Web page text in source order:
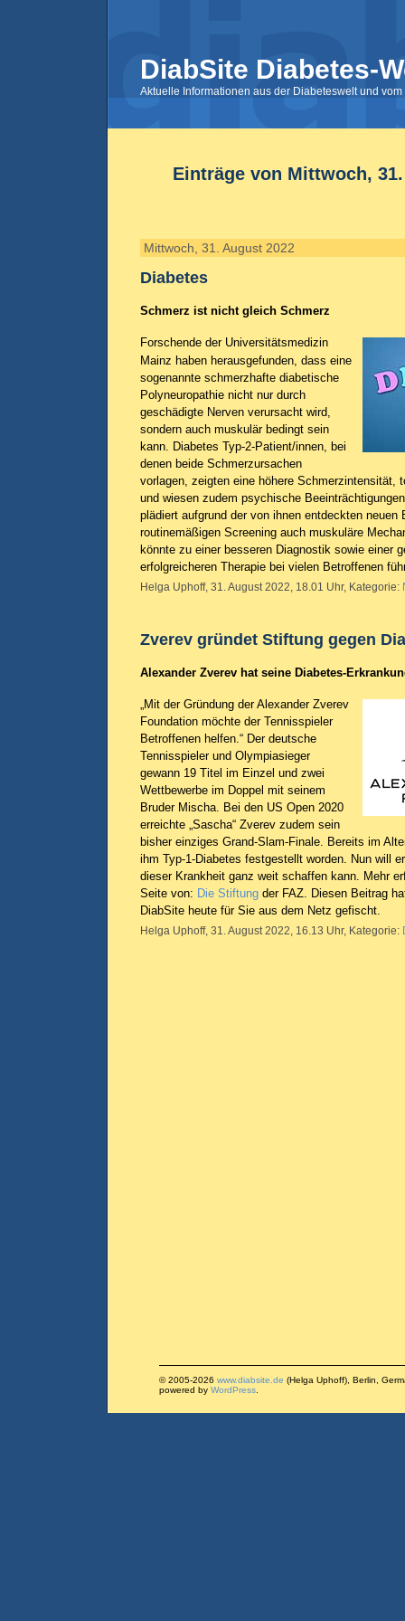
DiabSite Diabetes-
Aktuelle Informationen aus der Diabeteswelt und
Einträge von Mittwoch,
Mittwoch, 31. August 2022
Diabetes
Schmerz ist nicht gleich Schmerz
Forschende der Universitätsmedizin
Mainz haben herausgefunden, dass eine
sogenannte schmerzhafte diabetische
Polyneuropathie nicht nur durch
geschädigte Nerven verursacht wird,
sondern auch muskulär bedingt sein
kann. Diabetes Typ-2-Patient/innen, bei
denen beide Schmerzursachen
vorlagen, zeigten eine höhere Schmerzintensität,
und wiesen zudem psychische
plädiert aufgrund der von ihnen entdeckten neuen
routinemäßigen Screening auch muskuläre
könnte zu einer besseren Diagnostik sowie einer
erfolgreicheren Therapie bei vielen Betroffenen
Helga Uphoff, 31. August 2022, 18.01 Uhr, Kategorie:
Zverev gründet Stiftung gegen
Alexander Zverev hat seine Diabetes-
„Mit der Gründung der Alexander Zverev
Foundation möchte der Tennisspieler
Betroffenen helfen.“ Der deutsche
Tennisspieler und Olympiasieger
gewann 19 Titel im Einzel und zwei
Wettbewerbe im Doppel mit seinem
Bruder Mischa. Bei den US Open 2020
erreichte „Sascha“ Zverev zudem sein
bisher einziges Grand-Slam-Finale. Bereits im
ihm Typ-1-Diabetes festgestellt worden. Nun will
dieser Krankheit ganz weit schaffen kann. Mehr
Seite von: Die Stiftung der FAZ. Diesen Beitrag
DiabSite heute für Sie aus dem Netz gefischt.
Helga Uphoff, 31. August 2022, 16.13 Uhr, Kategorie:
© 2005-2026 www.diabsite.de (Helga Uphoff), Berlin,
powered by WordPress.